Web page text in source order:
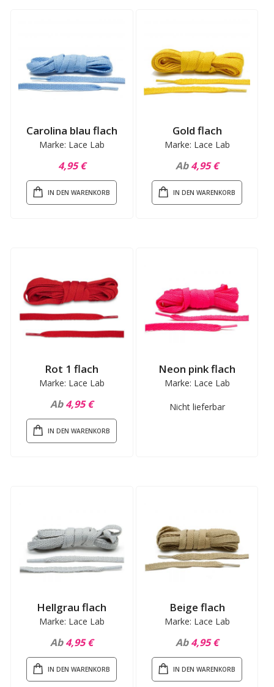
Carolina blau flach
Marke: Lace Lab
4,95 €
IN DEN WARENKORB
Gold flach
Marke: Lace Lab
Ab 4,95 €
IN DEN WARENKORB
Rot 1 flach
Marke: Lace Lab
Ab 4,95 €
IN DEN WARENKORB
Neon pink flach
Marke: Lace Lab
Nicht lieferbar
Hellgrau flach
Marke: Lace Lab
Ab 4,95 €
IN DEN WARENKORB
Beige flach
Marke: Lace Lab
Ab 4,95 €
IN DEN WARENKORB